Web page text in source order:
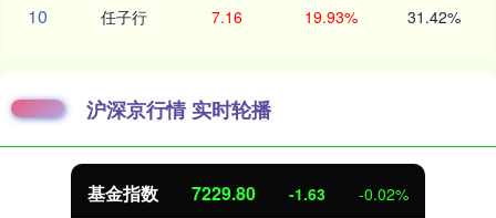
10 任子行 7.16 19.93% 31.42%
沪深京行情 实时轮播
基金指数 7229.80 -1.63 -0.02%